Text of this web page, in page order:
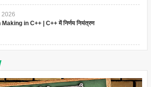
2026
in C++ | C++ में निर्णय नियंत्रण